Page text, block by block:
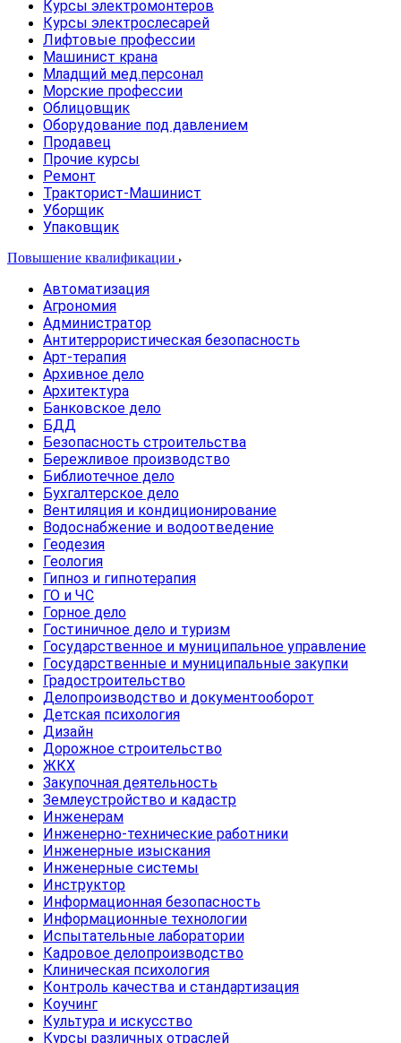
Курсы электромонтеров
Курсы электрослесарей
Лифтовые профессии
Машинист крана
Младщий мед.персонал
Морские профессии
Облицовщик
Оборудование под давлением
Продавец
Прочие курсы
Ремонт
Тракторист-Машинист
Уборщик
Упаковщик
Повышение квалификации
Автоматизация
Агрономия
Администратор
Антитеррористическая безопасность
Арт-терапия
Архивное дело
Архитектура
Банковское дело
БДД
Безопасность строительства
Бережливое производство
Библиотечное дело
Бухгалтерское дело
Вентиляция и кондиционирование
Водоснабжение и водоотведение
Геодезия
Геология
Гипноз и гипнотерапия
ГО и ЧС
Горное дело
Гостиничное дело и туризм
Государственное и муниципальное управление
Государственные и муниципальные закупки
Градостроительство
Делопроизводство и документооборот
Детская психология
Дизайн
Дорожное строительство
ЖКХ
Закупочная деятельность
Землеустройство и кадастр
Инженерам
Инженерно-технические работники
Инженерные изыскания
Инженерные системы
Инструктор
Информационная безопасность
Информационные технологии
Испытательные лаборатории
Кадровое делопроизводство
Клиническая психология
Контроль качества и стандартизация
Коучинг
Культура и искусство
Курсы различных отраслей